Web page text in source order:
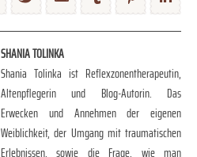
SHANIA TOLINKA
Shania Tolinka ist Reflexzonentherapeutin,
Altenpflegerin und Blog-Autorin. Das
Erwecken und Annehmen der eigenen
Weiblichkeit, der Umgang mit traumatischen
Erlebnissen, sowie die Frage, wie man